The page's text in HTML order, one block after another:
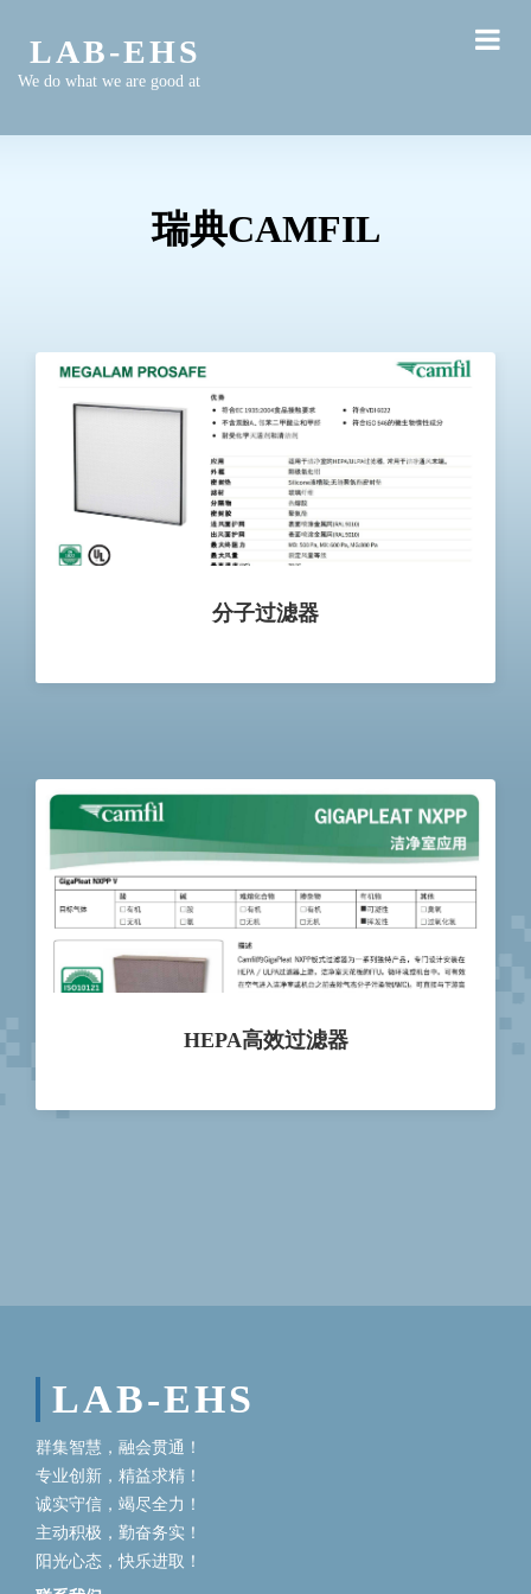
LAB-EHS
We do what we are good at
瑞典CAMFIL
分子过滤器
HEPA高效过滤器
LAB-EHS
群集智慧，融会贯通！
专业创新，精益求精！
诚实守信，竭尽全力！
主动积极，勤奋务实！
阳光心态，快乐进取！